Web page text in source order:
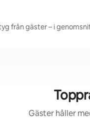
från gäster – i
Gäster håller